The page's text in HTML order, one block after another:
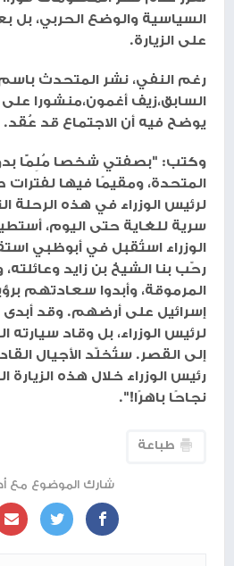
السياسية والوضع الحربي، بل
على الزيارة.
رغم النفي، نشر المتحدث باسم
السابق،زيف أغمون،منشورا
يوضح فيه أن الاجتماع قد عُقد.
وكتب: "بصفتي شخصا مُلِمًّا
المتحدة، ومقيمًا فيها لفترات
لرئيس الوزراء في هذه الرحلة
سرية للغاية حتى اليوم،
الوزراء استُقبل في أبوظبي
رحّب بنا الشيخ بن زايد
المرموقة، وأبدوا سعادتهم
إسرائيل على أرضهم. وقد أبدى
لرئيس الوزراء، بل وقاد سيارته
إلى القصر. ستُخلّد الأجيال
رئيس الوزراء خلال هذه الزيارة
نجاحًا باهرًا!".
طباعة
شارك الموضوع مع